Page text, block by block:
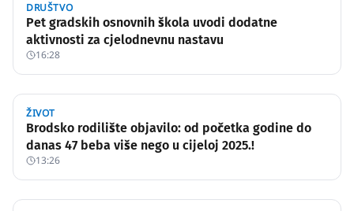
DRUŠTVO
Pet gradskih osnovnih škola uvodi dodatne
aktivnosti za cjelodnevnu nastavu
16:28
ŽIVOT
Brodsko rodilište objavilo: od početka godine do
danas 47 beba više nego u cijeloj 2025.!
13:26